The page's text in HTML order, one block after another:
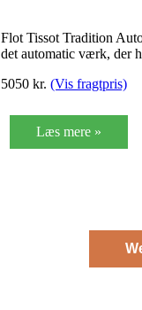
Flot Tissot Tradition
det automatic værk, der
5050 kr. (Vis fragtpris)
Læs mere »